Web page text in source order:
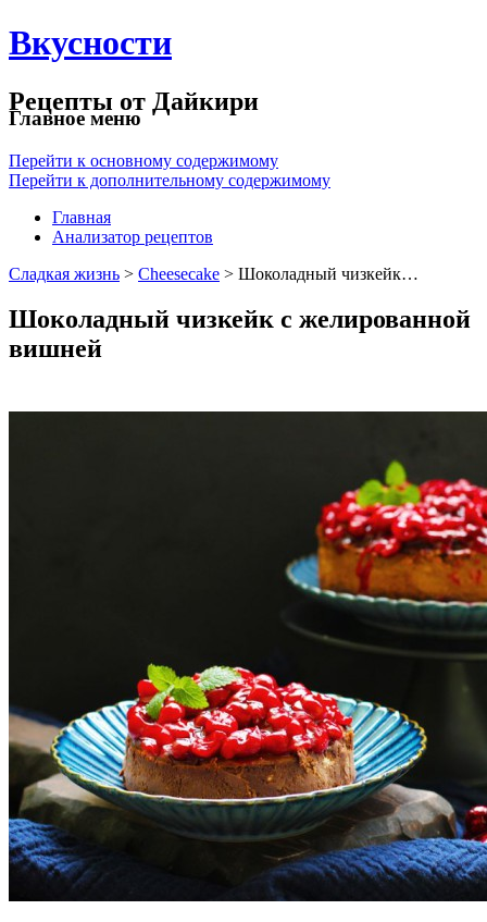
Вкусности
Рецепты от Дайкири
Главное меню
Перейти к основному содержимому
Перейти к дополнительному содержимому
Главная
Анализатор рецептов
Сладкая жизнь > Cheesecake > Шоколадный чизкейк…
Шоколадный чизкейк с желированной
вишней